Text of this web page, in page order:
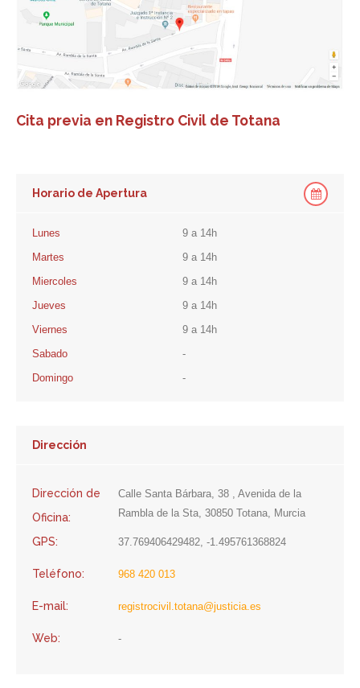
Cita previa en Registro Civil de Totana
Horario de Apertura
Lunes
9 a 14h
Martes
9 a 14h
Miercoles
9 a 14h
Jueves
9 a 14h
Viernes
9 a 14h
Sabado
-
Domingo
-
Dirección
Dirección de
Oficina:
Calle Santa Bárbara, 38 , Avenida de la
Rambla de la Sta, 30850 Totana, Murcia
GPS: 37.769406429482, -1.495761368824
Teléfono: 968 420 013
E-mail: registrocivil.totana@justicia.es
Web: -